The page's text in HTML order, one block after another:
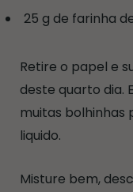
25 g de farinha
Retire o papel e
deste quarto dia.
muitas bolhinhas
liquido.
Misture bem,